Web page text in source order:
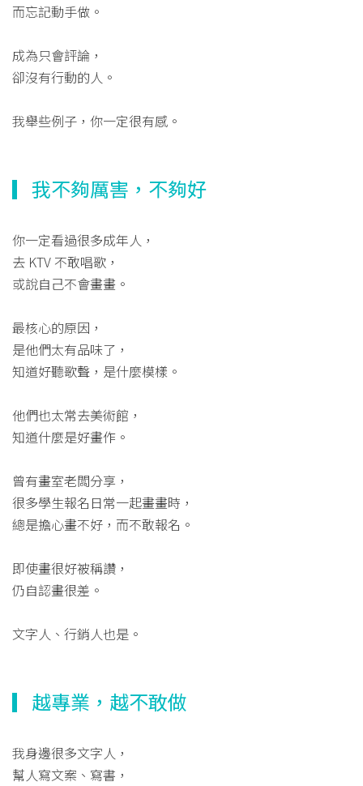
而忘記動手做。
成為只會評論，
卻沒有行動的人。
我舉些例子，你一定很有感。
▎我不夠厲害，不夠好
你一定看過很多成年人，
去 KTV 不敢唱歌，
或說自己不會畫畫。
最核心的原因，
是他們太有品味了，
知道好聽歌聲，是什麼模樣。
他們也太常去美術館，
知道什麼是好畫作。
曾有畫室老闆分享，
很多學生報名日常一起畫畫時，
總是擔心畫不好，而不敢報名。
即使畫很好被稱讚，
仍自認畫很差。
文字人、行銷人也是。
▎越專業，越不敢做
我身邊很多文字人，
幫人寫文案、寫書，